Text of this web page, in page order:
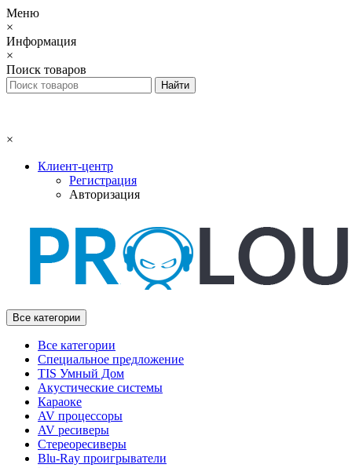
Меню
×
Информация
×
Поиск товаров
×
Клиент-центр
Регистрация
Авторизация
Все категории
Все категории
Специальное предложение
TIS Умный Дом
Акустические системы
Караоке
AV процессоры
AV ресиверы
Стереоресиверы
Blu-Ray проигрыватели